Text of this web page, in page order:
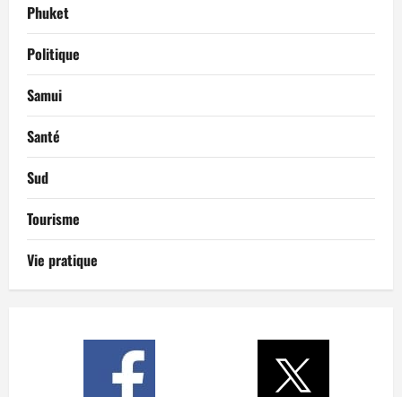
Phuket
Politique
Samui
Santé
Sud
Tourisme
Vie pratique